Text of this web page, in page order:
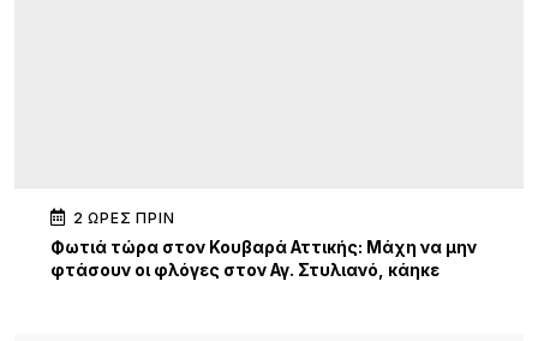
2 ΏΡΕΣ ΠΡΙΝ
Φωτιά τώρα στον Κουβαρά Αττικής: Μάχη να μην
φτάσουν οι φλόγες στον Αγ. Στυλιανό, κάηκε